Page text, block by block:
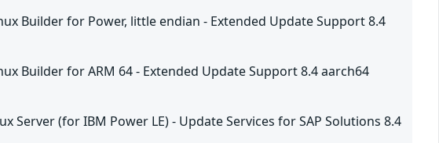
Builder for Power, little endian - Extended Update Support 8.4
Builder for ARM 64 - Extended Update Support 8.4 aarch64
Server (for IBM Power LE) - Update Services for SAP Solutions 8.4